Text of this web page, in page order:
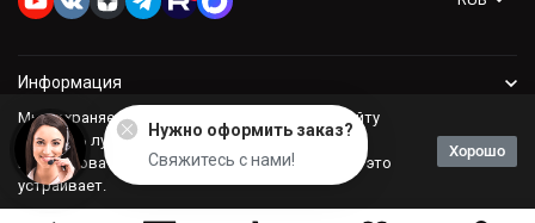
Информация
Компания
Политика персональных данных
Мы сохраняем файлы cookie: это помогает сайту
работать лучше. Если Вы продолжите
использовать сайт, мы будем считать, что Вас это
устраивает.
Хорошо
Нужно оформить заказ?
Свяжитесь с нами!